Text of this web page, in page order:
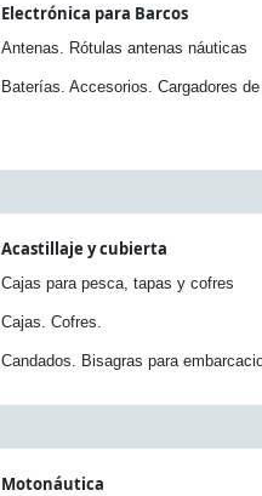
Electrónica para Barcos
Antenas. Rótulas antenas náuticas
Baterías. Accesorios. Cargadores de
Acastillaje y cubierta
Cajas para pesca, tapas y cofres
Cajas. Cofres.
Candados. Bisagras para
Motonáutica